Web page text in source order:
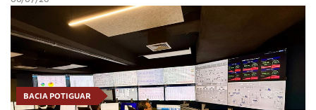
BACIA POTIGUAR